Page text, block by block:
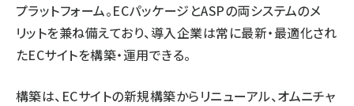
プラットフォーム。ECパッケージとASPの両システムのメ
リットを兼ね備えており、導入企業は常に最新・最適化され
たECサイトを構築・運用できる。
構築は、ECサイトの新規構築からリニューアル、オムニチャ